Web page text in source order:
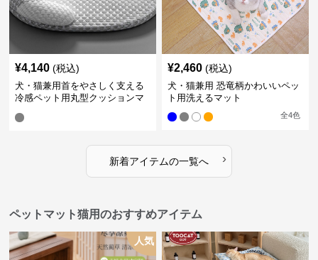
¥4,140 (税込)
犬・猫兼用首をやさしく支える
冷感ペット用丸型クッションマ
¥2,460 (税込)
犬・猫兼用 恐竜柄かわいいペッ
ト用洗えるマット
全4色
新着アイテムの一覧へ ›
ペットマット猫用のおすすめアイテム
人気